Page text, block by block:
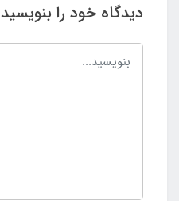
دیدگاه خود را بنویسید